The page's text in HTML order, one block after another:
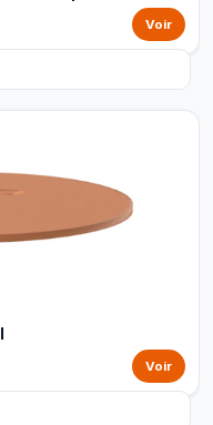
Voir
Voir